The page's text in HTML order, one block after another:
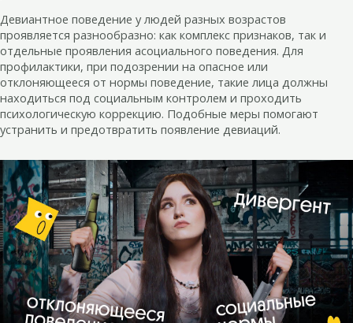
Девиантное поведение у людей разных возрастов
проявляется разнообразно: как комплекс признаков, так и
отдельные проявления асоциального поведения. Для
профилактики, при подозрении на опасное или
отклоняющееся от нормы поведение, такие лица должны
находиться под социальным контролем и проходить
психологическую коррекцию. Подобные меры помогают
устранить и предотвратить появление девиаций.